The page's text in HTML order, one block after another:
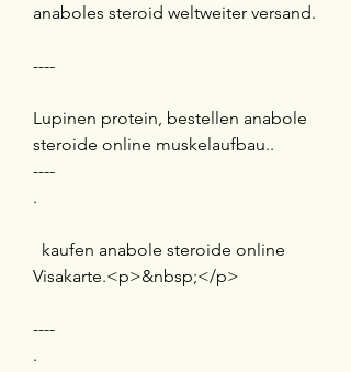
anaboles steroid weltweiter versand.
----
Lupinen protein, bestellen anabole
steroide online muskelaufbau..
----
.
Visakarte.<p>&nbsp;</p>
----
.